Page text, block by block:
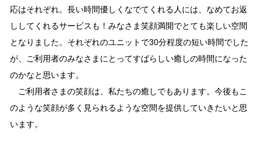
応はそれぞれ。長い時間優しくなでてくれる人には、なめてお返
ししてくれるサービスも！みなさま笑顔満開でとても楽しい空間
となりました。それぞれのユニットで30分程度の短い時間でした
が、ご利用者のみなさまにとってすばらしい癒しの時間になった
のかなと思います。
ご利用者さまの笑顔は、私たちの癒しでもあります。今後もこ
のような笑顔が多く見られるような空間を提供していきたいと思
います。